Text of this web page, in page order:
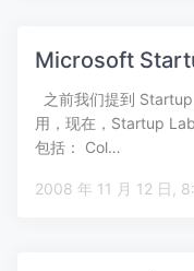
Microsoft
之前我们提到
用，现在，Startup
包括： Col…